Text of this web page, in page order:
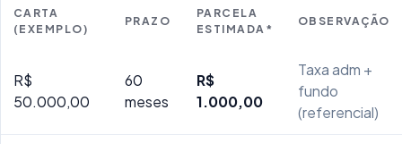
CARTA
(EXEMPLO)
PRAZO
PARCELA
ESTIMADA*
OBSERVAÇÃO
R$
50.000,00
60
meses
R$
1.000,00
Taxa adm +
fundo
(referencial)